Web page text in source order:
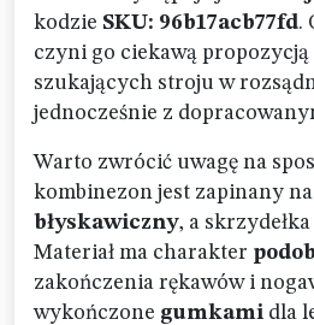
kodzie SKU: 96b17acb77fd.
czyni go ciekawą
szukających stroju w
jednocześnie z
Warto zwrócić uwagę na
kombinezon jest zapinany na
błyskawiczny, a
Materiał ma charakter
zakończenia rękawów i
wykończone gumkami dla